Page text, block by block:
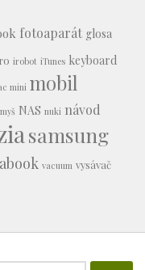
fotoaparát glosa
irobot iTunes keyboard
mini mobil
myš NAS nuki návod
samsung
vacuum vysávač